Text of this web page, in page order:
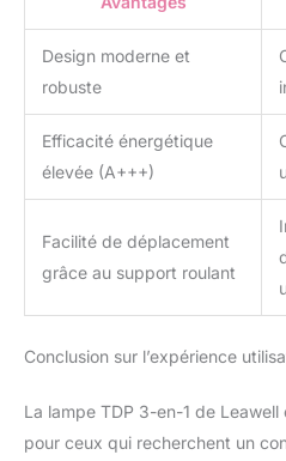
Design moderne et
robuste
Efficacité énergétique
élevée (A+++)
Facilité de déplacement
grâce au support roulant
Conclusion sur l’expérience
La lampe TDP 3-en-1 de
pour ceux qui recherchent un